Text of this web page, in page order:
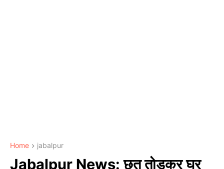
Home jabalpur
Jabalpur News: छत तोड़कर घर